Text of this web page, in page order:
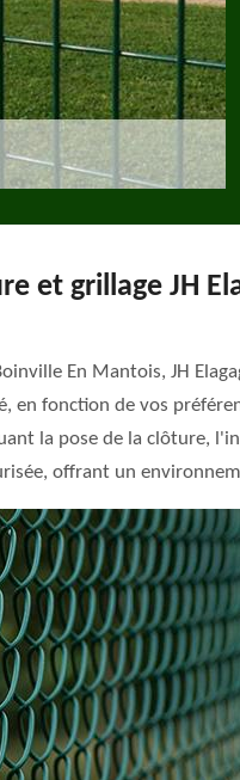
et grillage JH
En Mantois, JH
fonction de vos
la pose de la clôture,
offrant un